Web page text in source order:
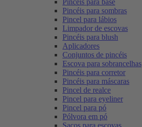
Pincéis para base
Pincéis para sombras
Pincel para lábios
Limpador de escovas
Pincéis para blush
Aplicadores
Conjuntos de pincéis
Escova para sobrancelhas
Pincéis para corretor
Pincéis para máscaras
Pincel de realce
Pincel para eyeliner
Pincel para pó
Pólvora em pó
Sacos para escovas